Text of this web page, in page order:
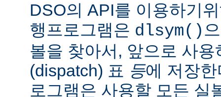
DSO의 API를 이용하기
행프로그램은 dlsym()
볼을 찾아서, 앞으로 사
(dispatch) 표 등에 저장
로그램은 사용할 모든 실